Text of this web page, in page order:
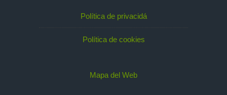
Política de privacidá
Política de cookies
Mapa del Web